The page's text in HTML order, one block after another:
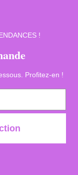
!
Profitez-en !